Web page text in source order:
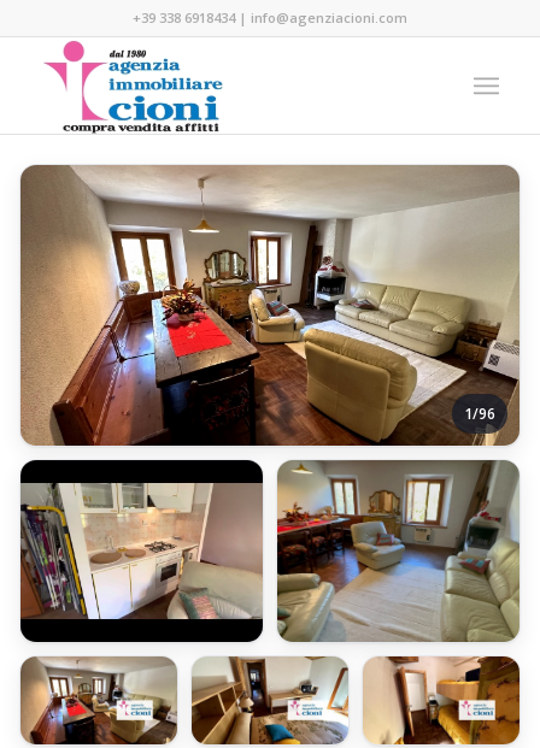
+39 338 6918434| info@agenziacioni.com
1/96